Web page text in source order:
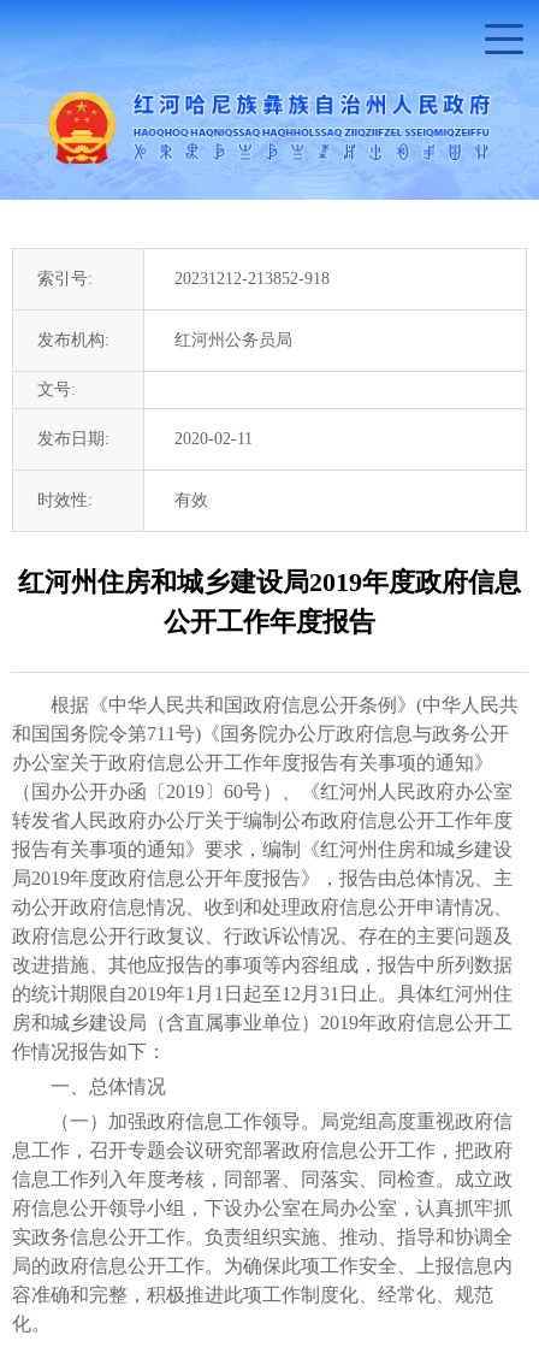
索引号: 20231212-213852-918
发布机构: 红河州公务员局
文号:
发布日期: 2020-02-11
时效性: 有效
红河州住房和城乡建设局2019年度政府信息
公开工作年度报告
根据《中华人民共和国政府信息公开条例》(中华人民共
和国国务院令第711号)《国务院办公厅政府信息与政务公开
办公室关于政府信息公开工作年度报告有关事项的通知》
（国办公开办函〔2019〕60号）、《红河州人民政府办公室
转发省人民政府办公厅关于编制公布政府信息公开工作年度
报告有关事项的通知》要求，编制《红河州住房和城乡建设
局2019年度政府信息公开年度报告》，报告由总体情况、主
动公开政府信息情况、收到和处理政府信息公开申请情况、
政府信息公开行政复议、行政诉讼情况、存在的主要问题及
改进措施、其他应报告的事项等内容组成，报告中所列数据
的统计期限自2019年1月1日起至12月31日止。具体红河州住
房和城乡建设局（含直属事业单位）2019年政府信息公开工
作情况报告如下：
一、总体情况
（一）加强政府信息工作领导。局党组高度重视政府信
息工作，召开专题会议研究部署政府信息公开工作，把政府
信息工作列入年度考核，同部署、同落实、同检查。成立政
府信息公开领导小组，下设办公室在局办公室，认真抓牢抓
实政务信息公开工作。负责组织实施、推动、指导和协调全
局的政府信息公开工作。为确保此项工作安全、上报信息内
容准确和完整，积极推进此项工作制度化、经常化、规范
化。